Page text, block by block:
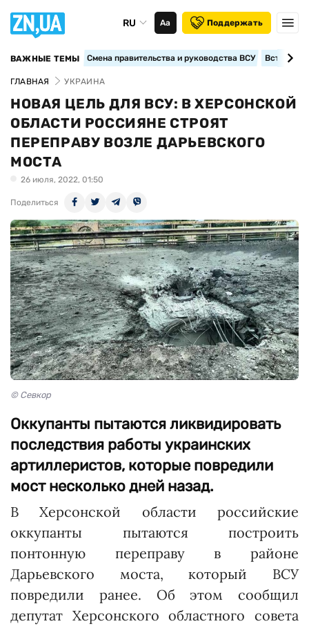
RU Аа Поддержать
ВАЖНЫЕ ТЕМЫ Смена правительства и руководства ВСУ
ГЛАВНАЯ УКРАИНА
НОВАЯ ЦЕЛЬ ДЛЯ ВСУ: В ХЕРСОНСКОЙ
ОБЛАСТИ РОССИЯНЕ СТРОЯТ
ПЕРЕПРАВУ ВОЗЛЕ ДАРЬЕВСКОГО
МОСТА
26 июля, 2022, 01:50
Поделиться
© Севкор
Оккупанты пытаются ликвидировать
последствия работы украинских
артиллеристов, которые повредили
мост несколько дней назад.
В Херсонской области российские
оккупанты пытаются построить
понтонную переправу в районе
Дарьевского моста, который ВСУ
повредили ранее. Об этом сообщил
депутат Херсонского областного совета